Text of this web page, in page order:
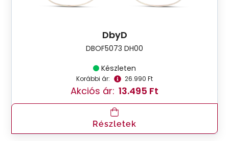
DbyD
DBOF5073 DH00
Készleten
Korábbi ár: 26.990 Ft
Akciós ár: 13.495 Ft
Részletek